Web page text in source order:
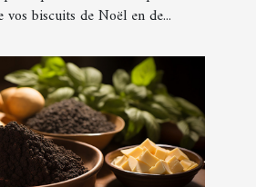
biscuits de Noël en de...